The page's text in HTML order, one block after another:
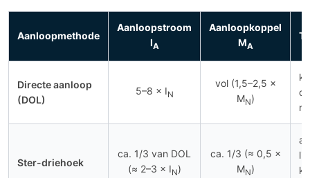
Aanloopmethode
Aanloopstroom
IA
Aanloopkoppel
MA
Directe aanloop
(DOL)
5–8 × IN
vol (1,5–2,5 ×
MN)
Ster-driehoek
ca. 1/3 van DOL
(≈ 2–3 × IN)
ca. 1/3 (≈ 0,5 ×
MN)